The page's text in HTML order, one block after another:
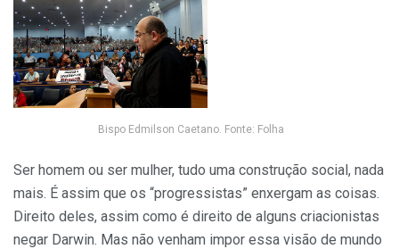
Bispo Edmilson Caetano. Fonte: Folha
Ser homem ou ser mulher, tudo uma construção social, nada
mais. É assim que os “progressistas” enxergam as coisas.
Direito deles, assim como é direito de alguns criacionistas
negar Darwin. Mas não venham impor essa visão de mundo